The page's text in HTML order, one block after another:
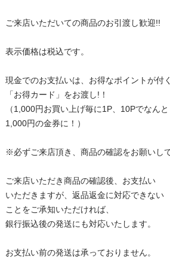
ご来店いただいての商品のお引渡し歓迎!!
表示価格は税込です。
現金でのお支払いは、お得なポイントが付く
「お得カード」をお渡し!！
（1,000円お買い上げ毎に1P、10Pでなんと
1,000円の金券に！）
※必ずご来店頂き、商品の確認をお願いし
ご来店いただき商品の確認後、お支払い
いただきますが、返品返金に対応できない
ことをご承知いただければ、
銀行振込後の発送にも対応いたします。
お支払い前の発送は承っておりません。